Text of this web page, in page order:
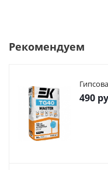
Рекомендуем
490